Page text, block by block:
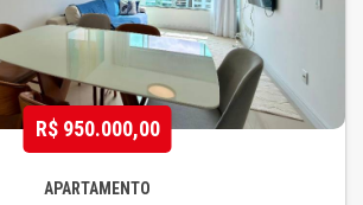
R$ 950.000,00
APARTAMENTO